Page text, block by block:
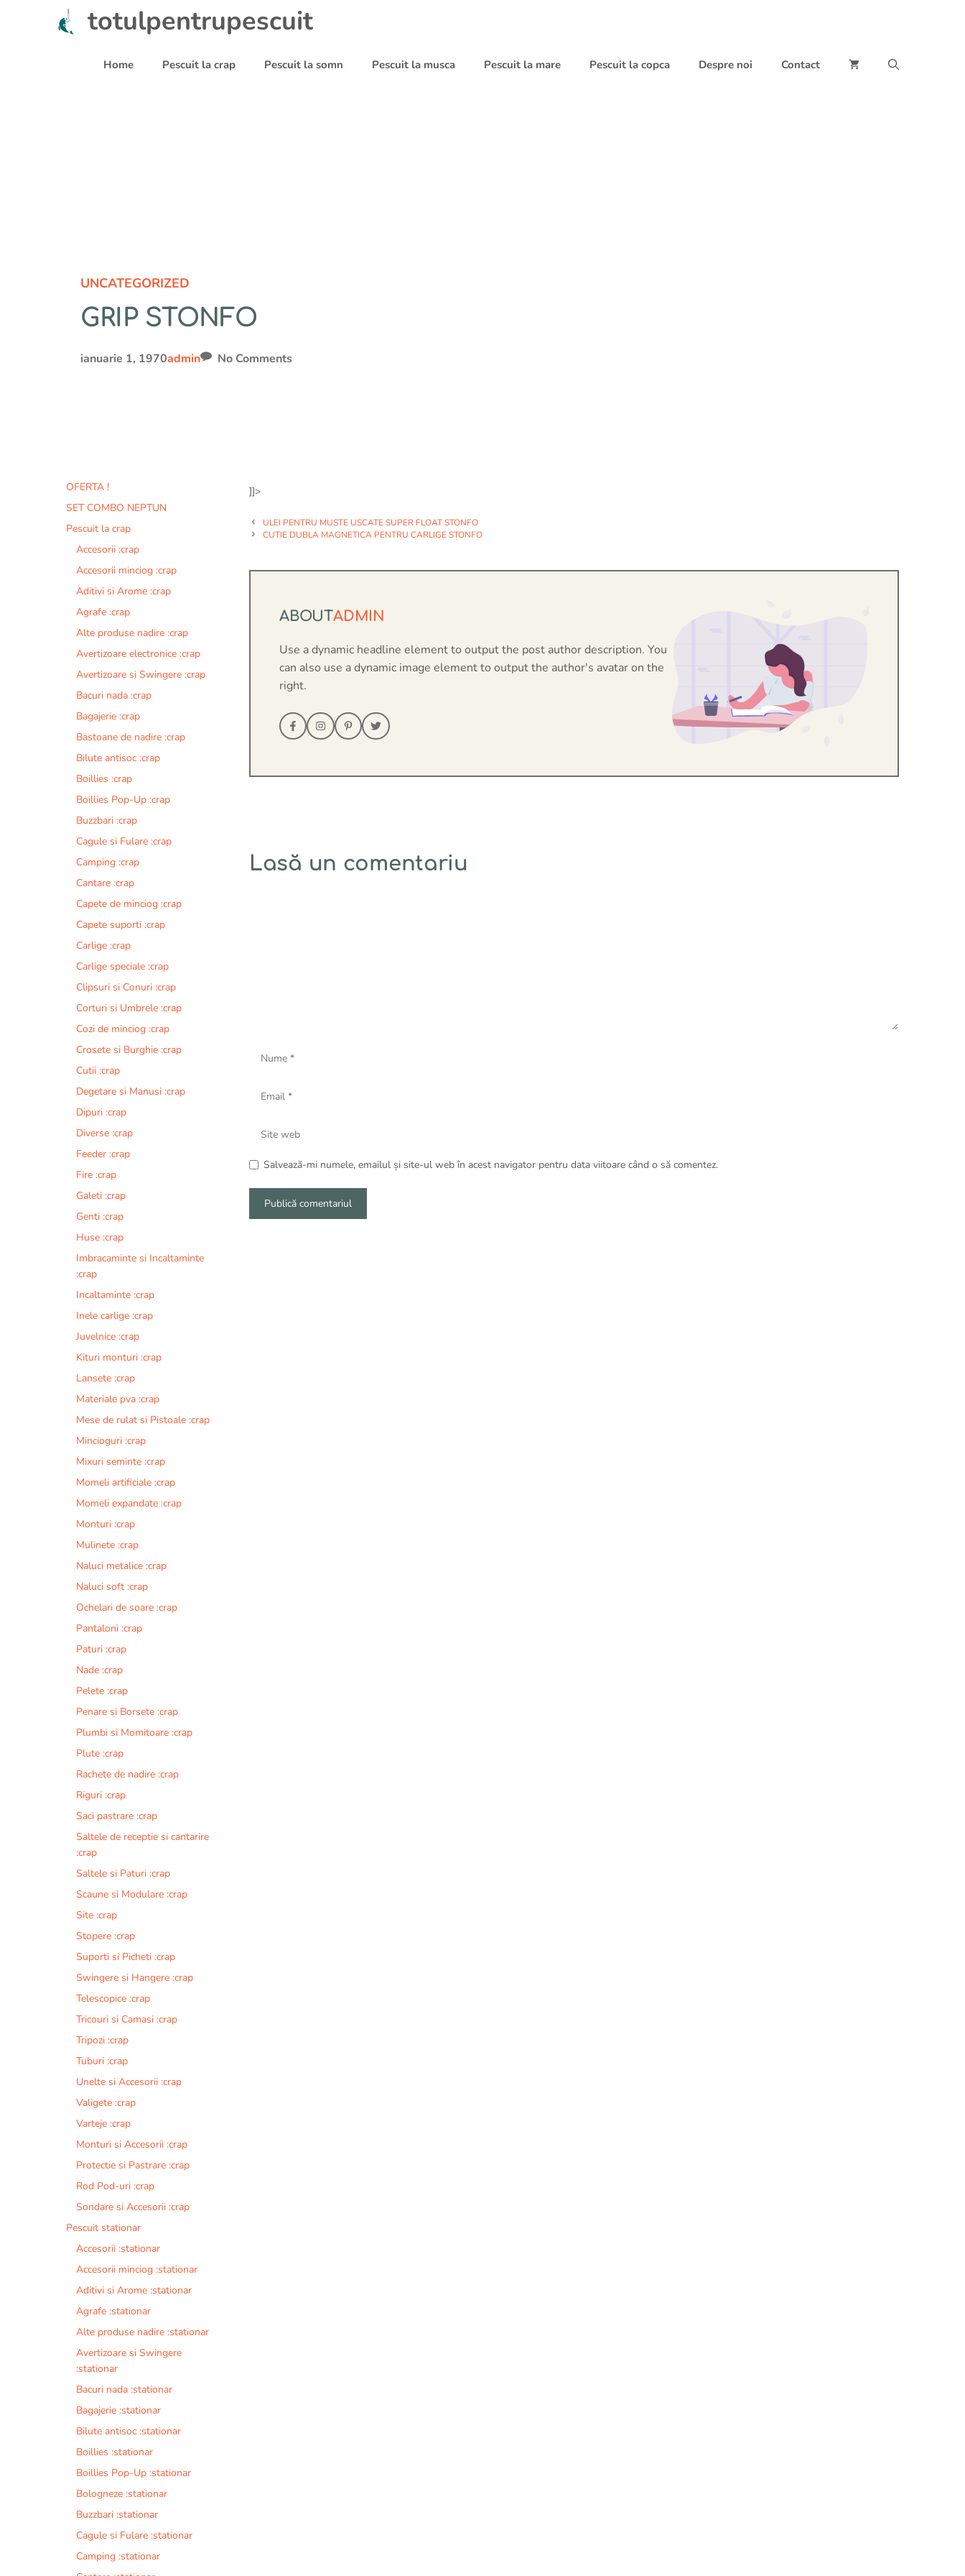
totulpentrupescuit
Home Pescuit la crap Pescuit la somn Pescuit la musca Pescuit la mare Pescuit la copca Despre noi Contact
UNCATEGORIZED
GRIP STONFO
ianuarie 1, 1970admin No Comments
]]>
ULEI PENTRU MUSTE USCATE SUPER FLOAT STONFO
CUTIE DUBLA MAGNETICA PENTRU CARLIGE STONFO
ABOUTADMIN
Use a dynamic headline element to output the post author description. You
can also use a dynamic image element to output the author's avatar on the
right.
Lasă un comentariu
web
Salvează-mi numele, emailul și site-ul web în acest navigator pentru data viitoare când o să comentez.
OFERTA !
SET COMBO NEPTUN
Pescuit la crap
Accesorii :crap
Accesorii minciog :crap
Aditivi si Arome :crap
Agrafe :crap
Alte produse nadire :crap
Avertizoare electronice :crap
Avertizoare si Swingere :crap
Bacuri nada :crap
Bagajerie :crap
Bastoane de nadire :crap
Bilute antisoc :crap
Boillies :crap
Boillies Pop-Up :crap
Buzzbari :crap
Cagule si Fulare :crap
Camping :crap
Cantare :crap
Capete de minciog :crap
Capete suporti :crap
Carlige :crap
Carlige speciale :crap
Clipsuri si Conuri :crap
Corturi si Umbrele :crap
Cozi de minciog :crap
Crosete si Burghie :crap
Cutii :crap
Degetare si Manusi :crap
Dipuri :crap
Diverse :crap
Feeder :crap
Fire :crap
Galeti :crap
Genti :crap
Huse :crap
Imbracaminte si Incaltaminte
:crap
Incaltaminte :crap
Inele carlige :crap
Juvelnice :crap
Kituri monturi :crap
Lansete :crap
Materiale pva :crap
Mese de rulat si Pistoale :crap
Mincioguri :crap
Mixuri seminte :crap
Momeli artificiale :crap
Momeli expandate :crap
Monturi :crap
Mulinete :crap
Naluci metalice :crap
Naluci soft :crap
Ochelari de soare :crap
Pantaloni :crap
Paturi :crap
Nade :crap
Pelete :crap
Penare si Borsete :crap
Plumbi si Momitoare :crap
Plute :crap
Rachete de nadire :crap
Riguri :crap
Saci pastrare :crap
Saltele de receptie si cantarire
:crap
Saltele si Paturi :crap
Scaune si Modulare :crap
Site :crap
Stopere :crap
Suporti si Picheti :crap
Swingere si Hangere :crap
Telescopice :crap
Tricouri si Camasi :crap
Tripozi :crap
Tuburi :crap
Unelte si Accesorii :crap
Valigete :crap
Varteje :crap
Monturi si Accesorii :crap
Protectie si Pastrare :crap
Rod Pod-uri :crap
Sondare si Accesorii :crap
Pescuit stationar
Accesorii :stationar
Accesorii minciog :stationar
Aditivi si Arome :stationar
Agrafe :stationar
Alte produse nadire :stationar
Avertizoare si Swingere
:stationar
Bacuri nada :stationar
Bagajerie :stationar
Bilute antisoc :stationar
Boillies :stationar
Boillies Pop-Up :stationar
Bologneze :stationar
Buzzbari :stationar
Cagule si Fulare :stationar
Camping :stationar